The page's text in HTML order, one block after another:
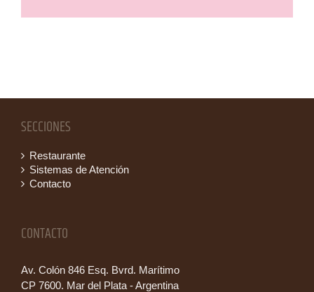
SECCIONES
Restaurante
Sistemas de Atención
Contacto
CONTACTO
Av. Colón 846 Esq. Bvrd. Marítimo
CP 7600. Mar del Plata - Argentina